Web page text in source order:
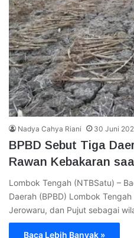
Nadya Cahya Riani 30 Juni
BPBD Sebut Tiga
Rawan Kebakaran
Lombok Tengah (NTBSatu) –
Daerah (BPBD) Lombok
Jerowaru, dan Pujut sebagai
Baca Lebih Banyak »